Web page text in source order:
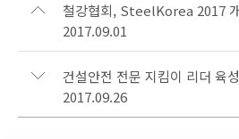
철강협회, SteelKorea 2017
2017.09.01
건설안전 전문 지킴이 리더 육성
2017.09.26